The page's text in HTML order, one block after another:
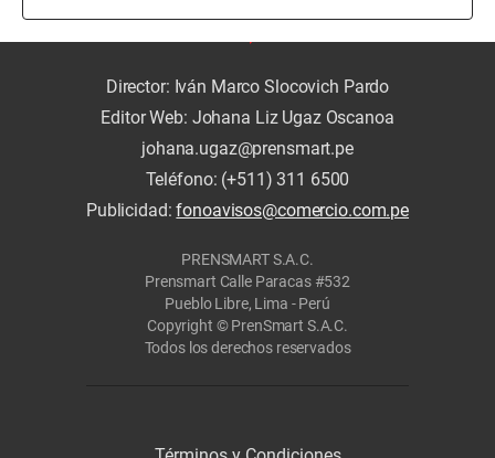
Director: Iván Marco Slocovich Pardo
Editor Web: Johana Liz Ugaz Oscanoa
johana.ugaz@prensmart.pe
Teléfono: (+511) 311 6500
Publicidad:fonoavisos@comercio.com.pe
PRENSMART S.A.C.
Prensmart Calle Paracas #532
Pueblo Libre, Lima - Perú
Copyright © PrenSmart S.A.C.
Todos los derechos reservados